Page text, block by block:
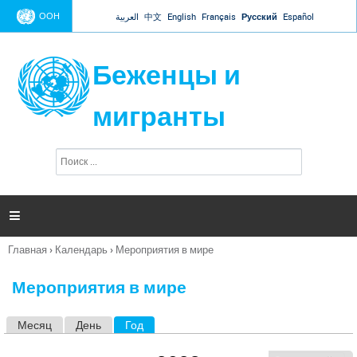
Jump to navigation
ООН العربية 中文 English Français Русский Español
Беженцы и
мигранты
п
и

Вы
Главная › Календарь › Мероприятия в мире
Мероприятия в мире
Месяц День Год